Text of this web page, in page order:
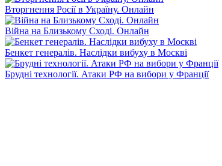
Вторгнення Росії в Україну. Онлайн
Війна на Близькому Сході. Онлайн
Бенкет генералів. Наслідки вибуху в Москві
Брудні технології. Атаки РФ на вибори у Франції